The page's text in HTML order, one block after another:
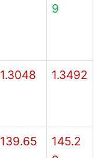
9
1.3048 1.3492
139.65
145.2